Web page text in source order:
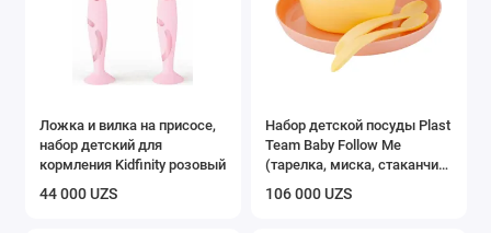
Ложка и вилка на присосе,
набор детский для
кормления Kidfinity розовый
44 000 UZS
Набор детской посуды Plast
Team Baby Follow Me
(тарелка, миска, стаканчик,
карамель
106 000 UZS